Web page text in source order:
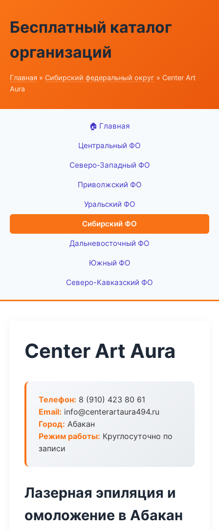
Бесплатный каталог
организаций
Главная » Сибирский федеральный округ » Center Art
Aura
🏠 Главная
Центральный ФО
Северо-Западный ФО
Приволжский ФО
Уральский ФО
Сибирский ФО
Дальневосточный ФО
Южный ФО
Северо-Кавказский ФО
Center Art Aura
Телефон: 8 (910) 423 80 61
Email: info@centerartaura494.ru
Город: Абакан
Режим работы: Круглосуточно по
записи
Лазерная эпиляция и
омоложение в Абакан